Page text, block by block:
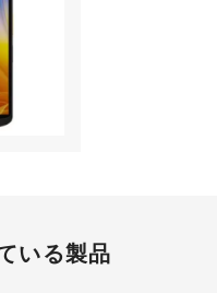
いる製品